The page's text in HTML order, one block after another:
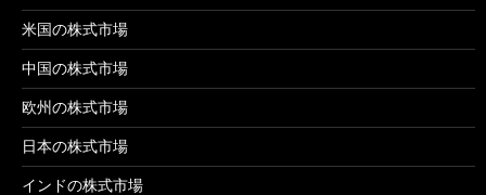
米国の株式市場
中国の株式市場
欧州の株式市場
日本の株式市場
インドの株式市場